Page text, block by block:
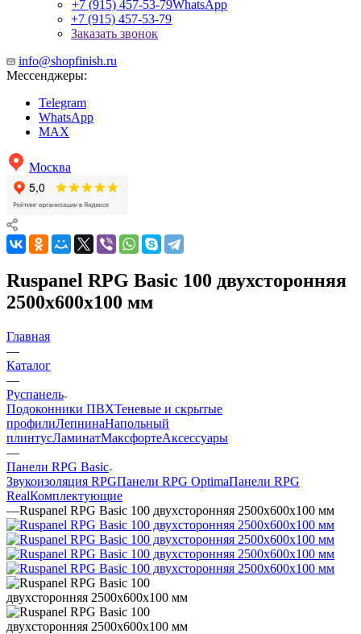
+7 (915) 457-53-79WhatsApp
+7 (915) 457-53-79
Заказать звонок
info@shopfinish.ru
Мессенджеры:
Telegram
WhatsApp
MAX
Москва
Ruspanel RPG Basic 100 двухсторонняя
2500х600х100 мм
Главная
—
Каталог
—
Руспанель
Подоконники ПВХТеневые и скрытые
профилиЛепнинаНапольный
плинтусЛаминатМаксфортеАксессуары
—
Панели RPG Basic
Звукоизоляция RPGПанели RPG OptimaПанели RPG
RealКомплектующие
—Ruspanel RPG Basic 100 двухсторонняя 2500х600х100 мм